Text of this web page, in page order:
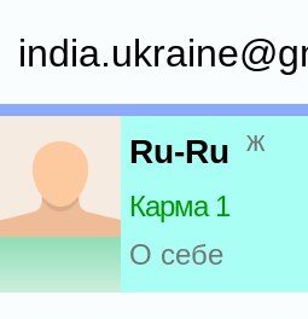
Ru-Ru ж
Карма 1
О себе